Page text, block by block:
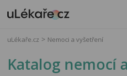
uLékaře.cz Nemoci a vyšetření
Katalog nemocí